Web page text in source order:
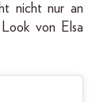
nicht nur an
von Elsa